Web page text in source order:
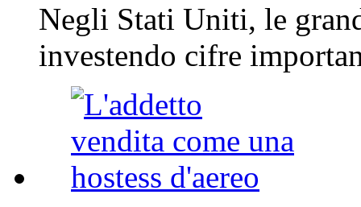
Negli Stati Uniti, le
investendo cifre